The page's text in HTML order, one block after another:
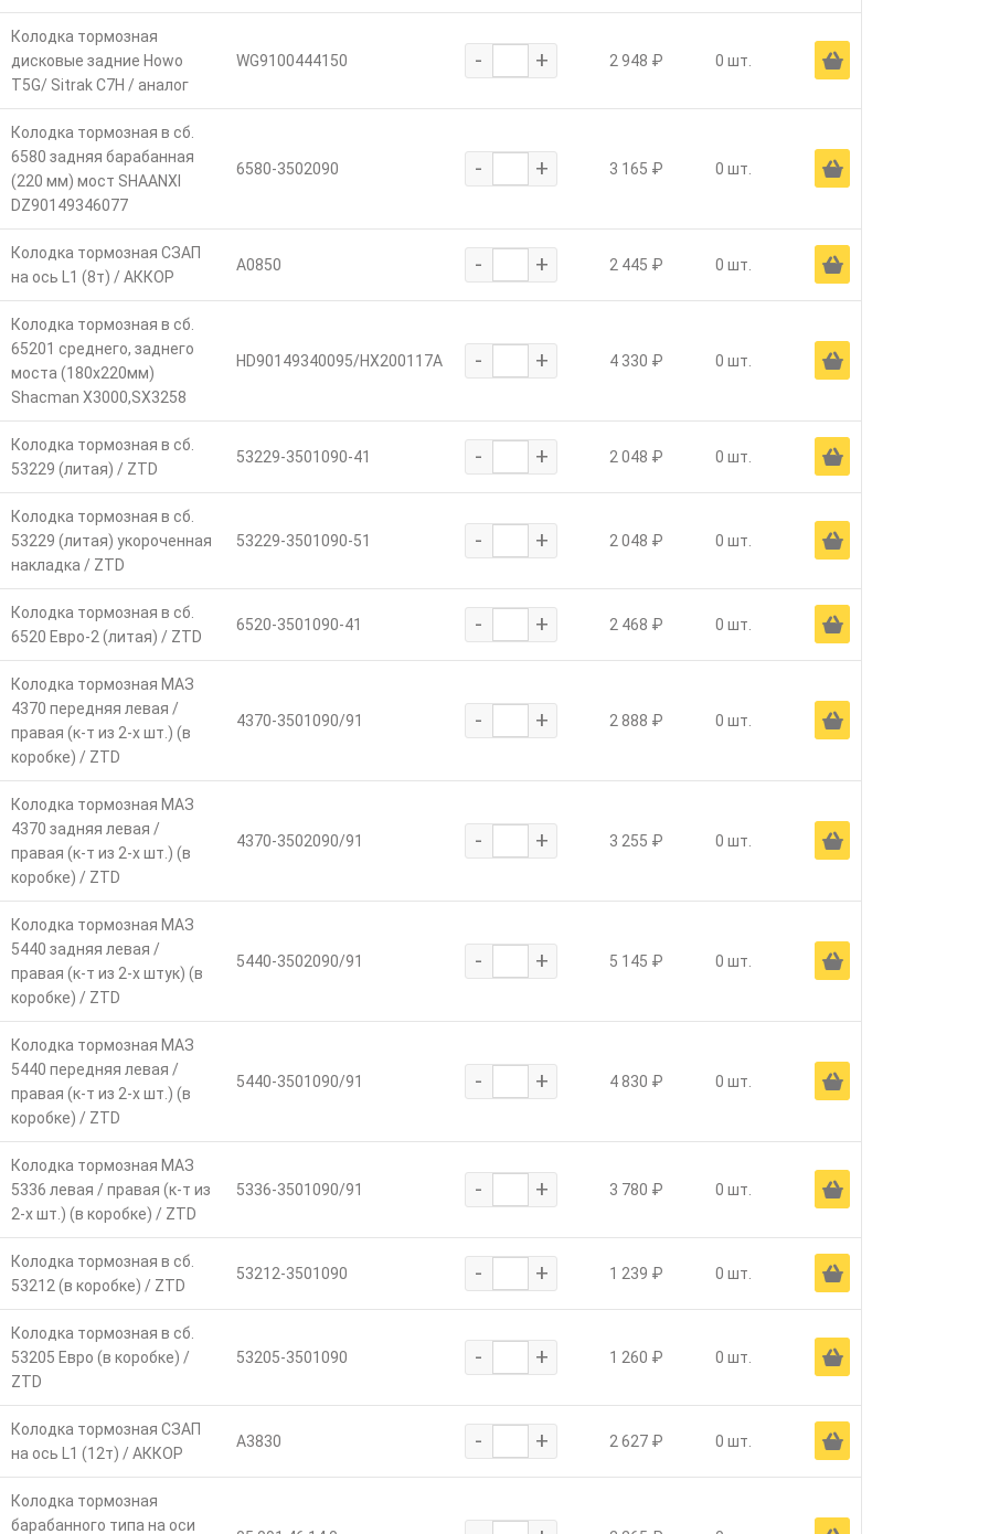
Колодка тормозная
дисковые задние Howo
T5G/ Sitrak C7H / аналог
WG9100444150 - + 2 948 ₽ 0 шт. Ä
Колодка тормозная в сб.
6580 задняя барабанная
(220 мм) мост SHAANXI
DZ90149346077
6580-3502090 - + 3 165 ₽ 0 шт. Ä
Колодка тормозная СЗАП
на ось L1 (8т) / АККОР
А0850 - + 2 445 ₽ 0 шт. Ä
Колодка тормозная в сб.
65201 среднего, заднего
моста (180х220мм)
Shacman X3000,SX3258
HD90149340095/HX200117A - + 4 330 ₽ 0 шт. Ä
Колодка тормозная в сб.
53229 (литая) / ZTD
53229-3501090-41 - + 2 048 ₽ 0 шт. Ä
Колодка тормозная в сб.
53229 (литая) укороченная
накладка / ZTD
53229-3501090-51 - + 2 048 ₽ 0 шт. Ä
Колодка тормозная в сб.
6520 Евро-2 (литая) / ZTD
6520-3501090-41 - + 2 468 ₽ 0 шт. Ä
Колодка тормозная МАЗ
4370 передняя левая /
правая (к-т из 2-х шт.) (в
коробке) / ZTD
4370-3501090/91 - + 2 888 ₽ 0 шт. Ä
Колодка тормозная МАЗ
4370 задняя левая /
правая (к-т из 2-х шт.) (в
коробке) / ZTD
4370-3502090/91 - + 3 255 ₽ 0 шт. Ä
Колодка тормозная МАЗ
5440 задняя левая /
правая (к-т из 2-х штук) (в
коробке) / ZTD
5440-3502090/91 - + 5 145 ₽ 0 шт. Ä
Колодка тормозная МАЗ
5440 передняя левая /
правая (к-т из 2-х шт.) (в
коробке) / ZTD
5440-3501090/91 - + 4 830 ₽ 0 шт. Ä
Колодка тормозная МАЗ
5336 левая / правая (к-т из
2-х шт.) (в коробке) / ZTD
5336-3501090/91 - + 3 780 ₽ 0 шт. Ä
Колодка тормозная в сб.
53212 (в коробке) / ZTD
53212-3501090 - + 1 239 ₽ 0 шт. Ä
Колодка тормозная в сб.
53205 Евро (в коробке) /
ZTD
53205-3501090 - + 1 260 ₽ 0 шт. Ä
Колодка тормозная СЗАП
на ось L1 (12т) / АККОР
А3830 - + 2 627 ₽ 0 шт. Ä
Колодка тормозная
барабанного типа на оси